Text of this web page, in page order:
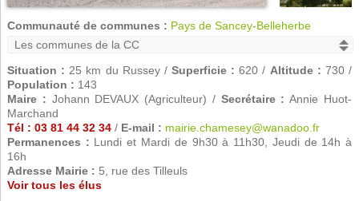
Communauté de communes : Pays de Sancey-Belleherbe
Situation : 25 km du Russey /Superficie : 620 / Altitude : 730 /
Population : 143
Maire : Johann DEVAUX (Agriculteur) / Secrétaire : Annie Huot-
Marchand
Tél : 03 81 44 32 34/ E-mail : mairie.chamesey@wanadoo.fr
Permanences : Lundi et Mardi de 9h30 à 11h30, Jeudi de 14h à
16h
Adresse Mairie : 5, rue des Tilleuls
Voir tous les élus